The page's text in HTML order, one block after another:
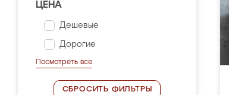
ЦЕНА
Дешевые
Дорогие
Посмотреть все
СБРОСИТЬ ФИЛЬТРЫ